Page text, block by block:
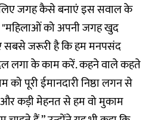
लिए जगह कैसे बनाएं इस सवाल के
"महिलाओं को अपनी जगह खुद
सबसे जरूरी है कि हम मनपसंद
लगा के काम करें. कहने वाले कहते
पूरी ईमानदारी निष्ठा लगन से
और कड़ी मेहनत से हम वो मुकाम